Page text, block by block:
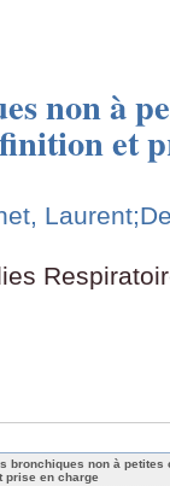
non à
et
Laurent
bronchiques non à
prise en charge